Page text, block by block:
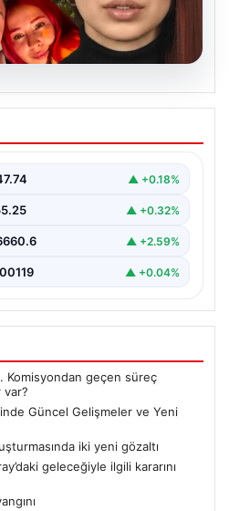
Cinayetinde Güncel
Ayrıntılar
neden olan trajik…▲ +0.18%
▲ +0.32%
▲ +2.59%
▲ +0.04%
Komisyondan geçen süreç
var?
Güncel Gelişmeler ve Yeni
iki yeni gözaltı
geleceğiyle ilgili kararını